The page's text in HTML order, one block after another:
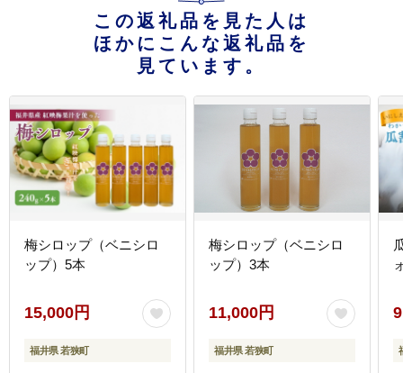
この返礼品を見た人は
ほかにこんな返礼品を
見ています。
梅シロップ（ベニシロ
ップ）5本
15,000円
福井県 若狭町
梅シロップ（ベニシロ
ップ）3本
11,000円
福井県 若狭町